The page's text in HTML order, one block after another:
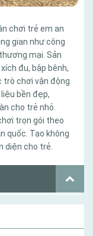
chơi trẻ em an
gian như công
mại. Sản
đu, bập bênh,
trò chơi vận động
bền đẹp,
cho trẻ nhỏ.
trọn gói theo
quốc. Tạo không
diện cho trẻ.